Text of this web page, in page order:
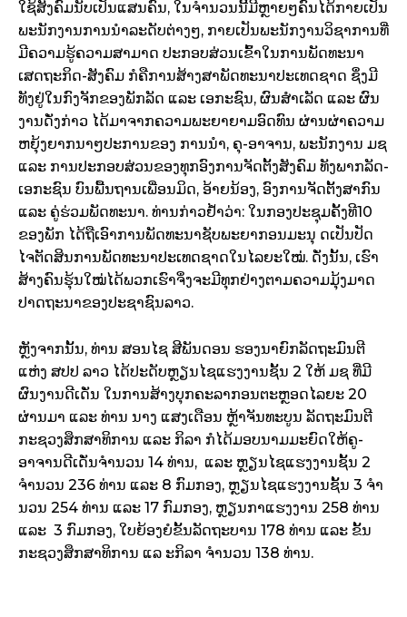
ໃຊ້ສັງຄົມນັບເປັນແສນຄົນ, ໃນຈໍານວນນີ້ມີຫຼາຍໆຄົນໄດ້ກາຍເປັນ
ພະນັກງານການນໍາລະດັບຕ່າງໆ, ກາຍເປັນພະນັກງານວິຊາການທີ່
ມີຄວາມຮູ້ຄວາມສາມາດ ປະກອບສ່ວນເຂົ້າໃນການພັດທະນາ
ເສດຖະກິດ-ສັງຄົມ ກໍຄືການສ້າງສາພັດທະນາປະເທດຊາດ ຊຶ່ງມີ
ທັງຢູ່ໃນກົງຈັກຂອງພັກລັດ ແລະ ເອກະຊົນ, ຜົນສໍາເລັດ ແລະ ຜົນ
ງານດັ່ງກ່າວ ໄດ້ມາຈາກຄວາມພະຍາຍາມອົດທົນ ຜ່ານຜ່າຄວາມ
ຫຍຸ້ງຍາກນາໆປະການຂອງ ການນໍາ, ຄຸ-ອາຈານ, ພະນັກງານ ມຊ
ແລະ ການປະກອບສ່ວນຂອງທຸກອົງການຈັດຕັ້ງສັງຄົມ ທັງພາກລັດ-
ເອກະຊົນ ບົນພື້ນຖານເພື່ອນມິດ, ອ້າຍນ້ອງ, ອົງການຈັດຕັ້ງສາກົນ
ແລະ ຄູ່ຮ່ວມພັດທະນາ. ທ່ານກ່າວຢ້ຳວ່າ: ໃນກອງປະຊຸມຄັ້ງທີ10
ຂອງພັກ ໄດ້ຖືເອົາການພັດທະນາຊັບພະຍາກອນມະນຸ ດເປັນປັດ
ໄຈຕັດສິນການພັດທະນາປະເທດຊາດໃນໄລຍະໃໝ່. ດັ່ງນັ້ນ, ເຮົາ
ສ້າງຄົນຮຸ້ນໃໝ່ໄດ້ພວກເຮົາຈຶ່ງຈະມີທຸກຢ່າງຕາມຄວາມມຸ້ງມາດ
ປາດຖະນາຂອງປະຊາຊົນລາວ.
ຫຼັງຈາກນັ້ນ, ທ່ານ ສອນໄຊ ສີພັນດອນ ຮອງນາຍົກລັດຖະມົນຕີ
ແຫ່ງ ສປປ ລາວ ໄດ້ປະດັບຫຼຽນໄຊແຮງງານຊັ້ນ 2 ໃຫ້ ມຊ ທີ່ມີ
ຜົນງານດີເດັ່ນ ໃນການສ້າງບຸກຄະລາກອນຕະຫຼອດໄລຍະ 20
ຜ່ານມາ ແລະ ທ່ານ ນາງ ແສງເດືອນ ຫຼ້າຈັນທະບູນ ລັດຖະມົນຕີ
ກະຊວງສຶກສາທິການ ແລະ ກິລາ ກໍໄດ້ມອບນາມມະຍົດໃຫ້ຄູ-
ອາຈານດີເດັ່ນຈໍານວນ 14 ທ່ານ, ແລະ ຫຼຽນໄຊແຮງງານຊັ້ນ 2
ຈໍານວນ 236 ທ່ານ ແລະ 8 ກົມກອງ, ຫຼຽນໄຊແຮງງານຊັ້ນ 3 ຈໍາ
ນວນ 254 ທ່ານ ແລະ 17 ກົມກອງ, ຫຼຽນກາແຮງງານ 258 ທ່ານ
ແລະ 3 ກົມກອງ, ໃບຍ້ອງຍໍຂັ້ນລັດຖະບານ 178 ທ່ານ ແລະ ຂັ້ນ
ກະຊວງສຶກສາທິການ ແລ ະກິລາ ຈໍານວນ 138 ທ່ານ.